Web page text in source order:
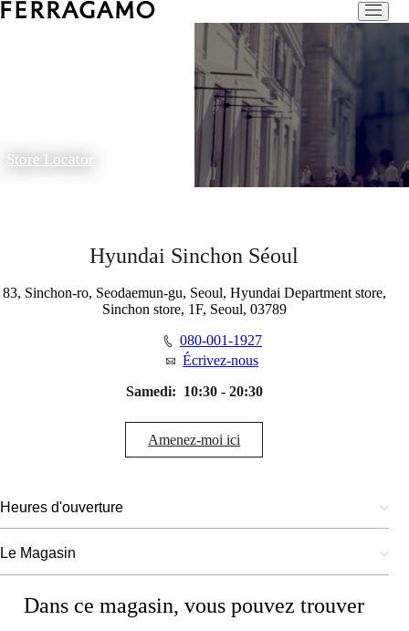
Store Locator
Hyundai Sinchon Séoul
83, Sinchon-ro, Seodaemun-gu, Seoul, Hyundai Department store,
Sinchon store, 1F, Seoul, 03789
080-001-1927
Écrivez-nous
Samedi: 10:30 - 20:30
Amenez-moi ici
Heures d'ouverture
Le Magasin
Dans ce magasin, vous pouvez trouver